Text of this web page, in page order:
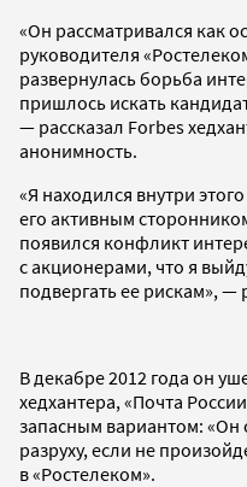
«Он рассматривался как
руководителя
развернулась борьба
пришлось искать
— рассказал Forbes
анонимность.
«Я находился внутри
его активным
появился конфликт
с акционерами, что я
подвергать ее рискам»,
В декабре 2012 года он
хедхантера, «Почта
запасным вариантом: «Он
разруху, если не
в «Ростелеком».